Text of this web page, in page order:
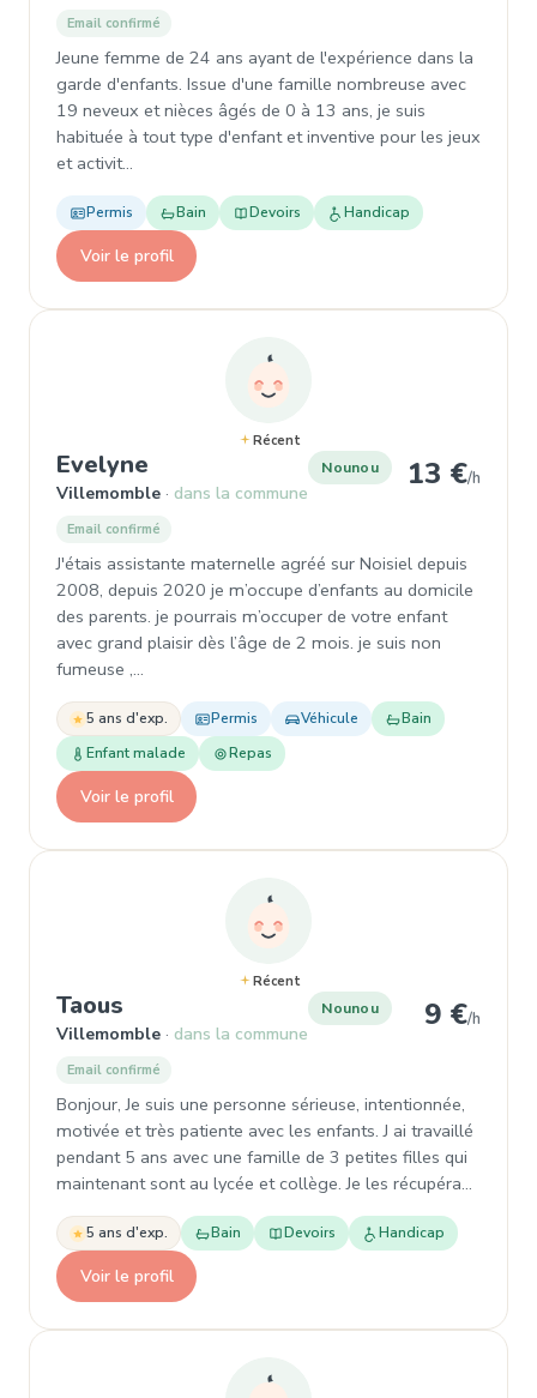
Email confirmé
Jeune femme de 24 ans ayant de l'expérience dans la
garde d'enfants. Issue d'une famille nombreuse avec
19 neveux et nièces âgés de 0 à 13 ans, je suis
habituée à tout type d'enfant et inventive pour les jeux
et activit…
Permis Bain Devoirs Handicap
Voir le profil
Récent
Evelyne , Nounou à Villemomble
Villemomble dans la commune
Nounou 13 €/h
Email confirmé
J'étais assistante maternelle agréé sur Noisiel depuis
2008, depuis 2020 je m’occupe d’enfants au domicile
des parents. je pourrais m’occuper de votre enfant
avec grand plaisir dès l’âge de 2 mois. je suis non
fumeuse ,…
5 ans d'exp. Permis Véhicule
Bain
Enfant malade
Repas
Voir le profil
Récent
Taous , Nounou à Villemomble
Villemomble dans la commune
Nounou 9 €/h
Email confirmé
Bonjour, Je suis une personne sérieuse, intentionnée,
motivée et très patiente avec les enfants. J ai travaillé
pendant 5 ans avec une famille de 3 petites filles qui
maintenant sont au lycée et collège. Je les récupéra…
5 ans d'exp. Bain Devoirs Handicap
Voir le profil